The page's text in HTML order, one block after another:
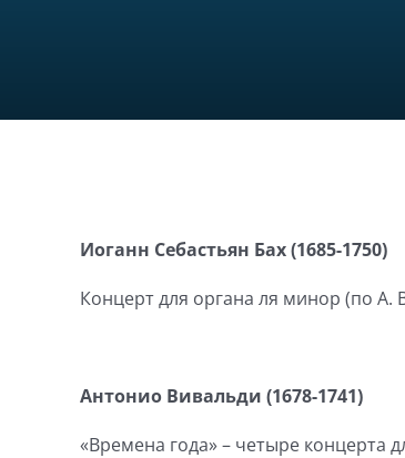
Иоганн Себастьян Бах (1685-1750)
Концерт для органа ля минор (по А.
Антонио Вивальди (1678-1741)
«Времена года» – четыре концерта